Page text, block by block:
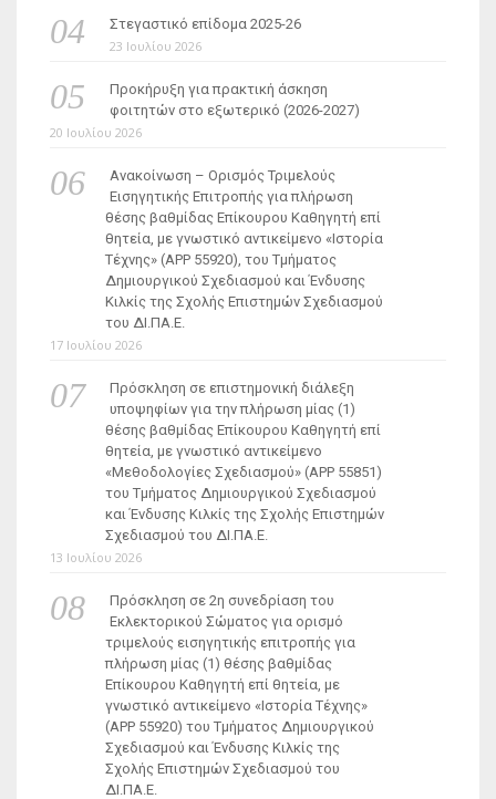
Στεγαστικό επίδομα 2025-26
23 Ιουλίου 2026
Προκήρυξη για πρακτική άσκηση
φοιτητών στο εξωτερικό (2026-2027)
20 Ιουλίου 2026
Ανακοίνωση – Ορισμός Τριμελούς
Εισηγητικής Επιτροπής για πλήρωση
θέσης βαθμίδας Επίκουρου Καθηγητή επί
θητεία, με γνωστικό αντικείμενο «Ιστορία
Τέχνης» (ΑΡΡ 55920), του Τμήματος
Δημιουργικού Σχεδιασμού και Ένδυσης
Κιλκίς της Σχολής Επιστημών Σχεδιασμού
του ΔΙ.ΠΑ.Ε.
17 Ιουλίου 2026
Πρόσκληση σε επιστημονική διάλεξη
υποψηφίων για την πλήρωση μίας (1)
θέσης βαθμίδας Επίκουρου Καθηγητή επί
θητεία, με γνωστικό αντικείμενο
«Μεθοδολογίες Σχεδιασμού» (ΑΡΡ 55851)
του Τμήματος Δημιουργικού Σχεδιασμού
και Ένδυσης Κιλκίς της Σχολής Επιστημών
Σχεδιασμού του ΔΙ.ΠΑ.Ε.
13 Ιουλίου 2026
Πρόσκληση σε 2η συνεδρίαση του
Εκλεκτορικού Σώματος για ορισμό
τριμελούς εισηγητικής επιτροπής για
πλήρωση μίας (1) θέσης βαθμίδας
Επίκουρου Καθηγητή επί θητεία, με
γνωστικό αντικείμενο «Ιστορία Τέχνης»
(ΑΡΡ 55920) του Τμήματος Δημιουργικού
Σχεδιασμού και Ένδυσης Κιλκίς της
Σχολής Επιστημών Σχεδιασμού του
ΔΙ.ΠΑ.Ε.